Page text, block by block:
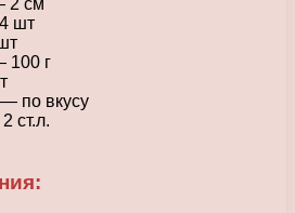
шт
100 г
по вкусу
ст.л.